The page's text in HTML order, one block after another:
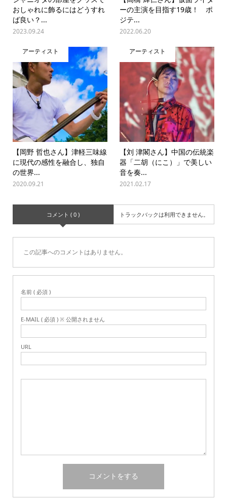
おしゃれに飾るにはどうすれ
ば良い？...
2023.09.24
ーの主演を目指す19歳！ ポ
ジテ...
2022.06.20
アーティスト
【岡野 哲也さん】津軽三味線
に現代の感性を融合し、独自
の世界...
2020.09.21
アーティスト
【刘 津閣さん】中国の伝統楽
器「二胡（にこ）」で美しい
音を奏...
2021.02.17
コメント ( 0 ) トラックバックは利用できません。
この記事へのコメントはありません。
名前 ( 必須 )
E-MAIL ( 必須 ) ※ 公開されません
URL